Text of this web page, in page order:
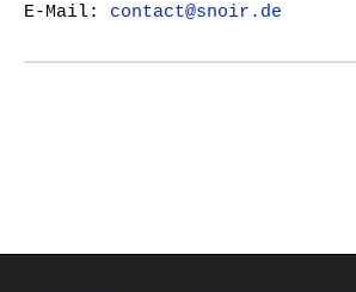
E-Mail: contact@snoir.de